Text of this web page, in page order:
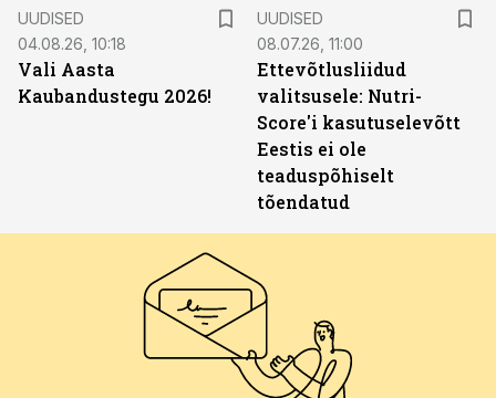
UUDISED
04.08.26, 10:18
Vali Aasta
Kaubandustegu 2026!
UUDISED
08.07.26, 11:00
Ettevõtlusliidud
valitsusele: Nutri-
Score'i kasutuselevõtt
Eestis ei ole
teaduspõhiselt
tõendatud